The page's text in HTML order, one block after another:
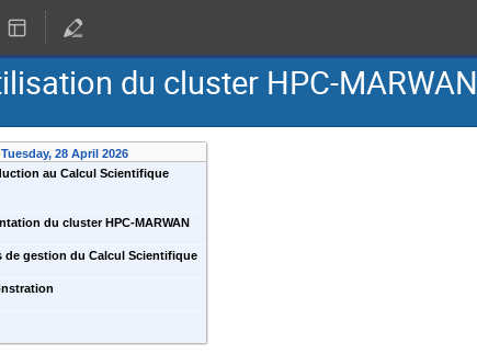
du cluster HPC-MARWAN
Tuesday, 28 April 2026
au Calcul Scientifique
du cluster HPC-MARWAN
de gestion du Calcul Scientifique